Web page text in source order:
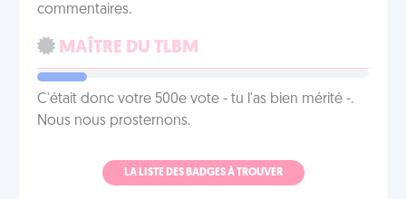
commentaires.
MAÎTRE DU TLBM
C'était donc votre 500e vote - tu l'as bien mérité -.
Nous nous prosternons.
LA LISTE DES BADGES À TROUVER